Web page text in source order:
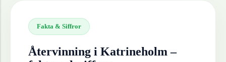
Fakta & Siffror
Återvinning i Katrineholm –